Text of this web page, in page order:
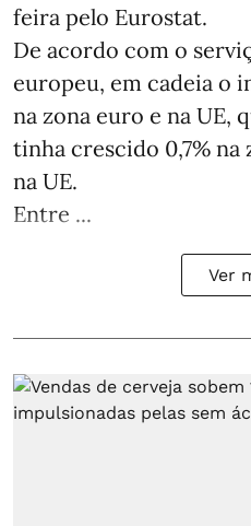
feira pelo Eurostat.
De acordo com o
europeu, em cadeia o
na zona euro e na UE,
tinha crescido 0,7% na
na UE.
Entre ...
Ver